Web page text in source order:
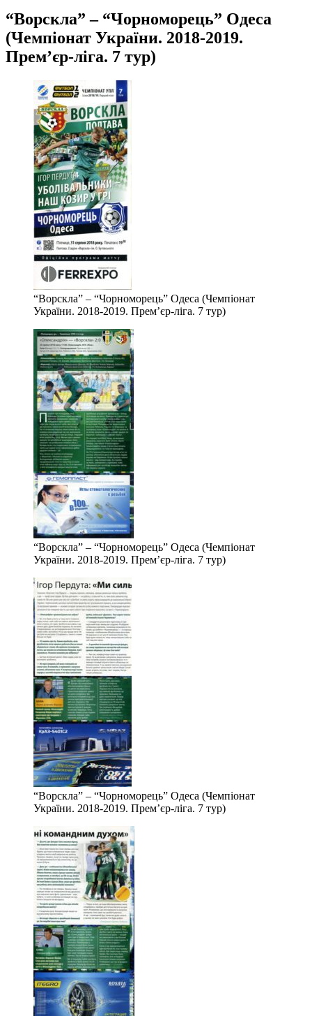
“Ворскла” – “Чорноморець” Одеса
(Чемпіонат України. 2018-2019.
Прем’єр-ліга. 7 тур)
“Ворскла” – “Чорноморець” Одеса (Чемпіонат
України. 2018-2019. Прем’єр-ліга. 7 тур)
“Ворскла” – “Чорноморець” Одеса (Чемпіонат
України. 2018-2019. Прем’єр-ліга. 7 тур)
“Ворскла” – “Чорноморець” Одеса (Чемпіонат
України. 2018-2019. Прем’єр-ліга. 7 тур)